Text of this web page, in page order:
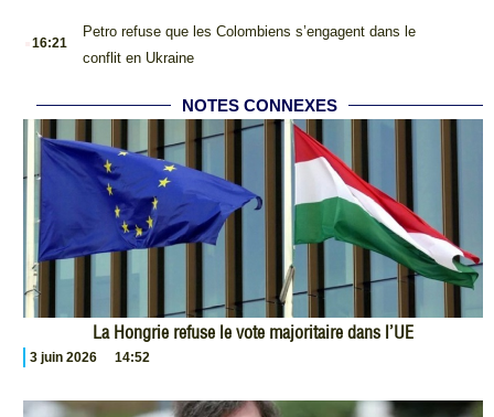
16:21
Petro refuse que les Colombiens s’engagent dans le
conflit en Ukraine
NOTES CONNEXES
La Hongrie refuse le vote majoritaire dans l’UE
3 juin 2026 14:52